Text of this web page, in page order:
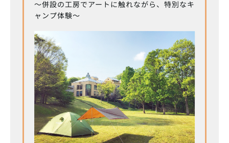
～併設の工房でアートに触れながら、特別なキ
ャンプ体験～